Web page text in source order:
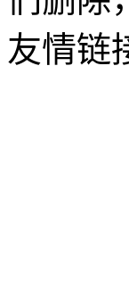
友情链